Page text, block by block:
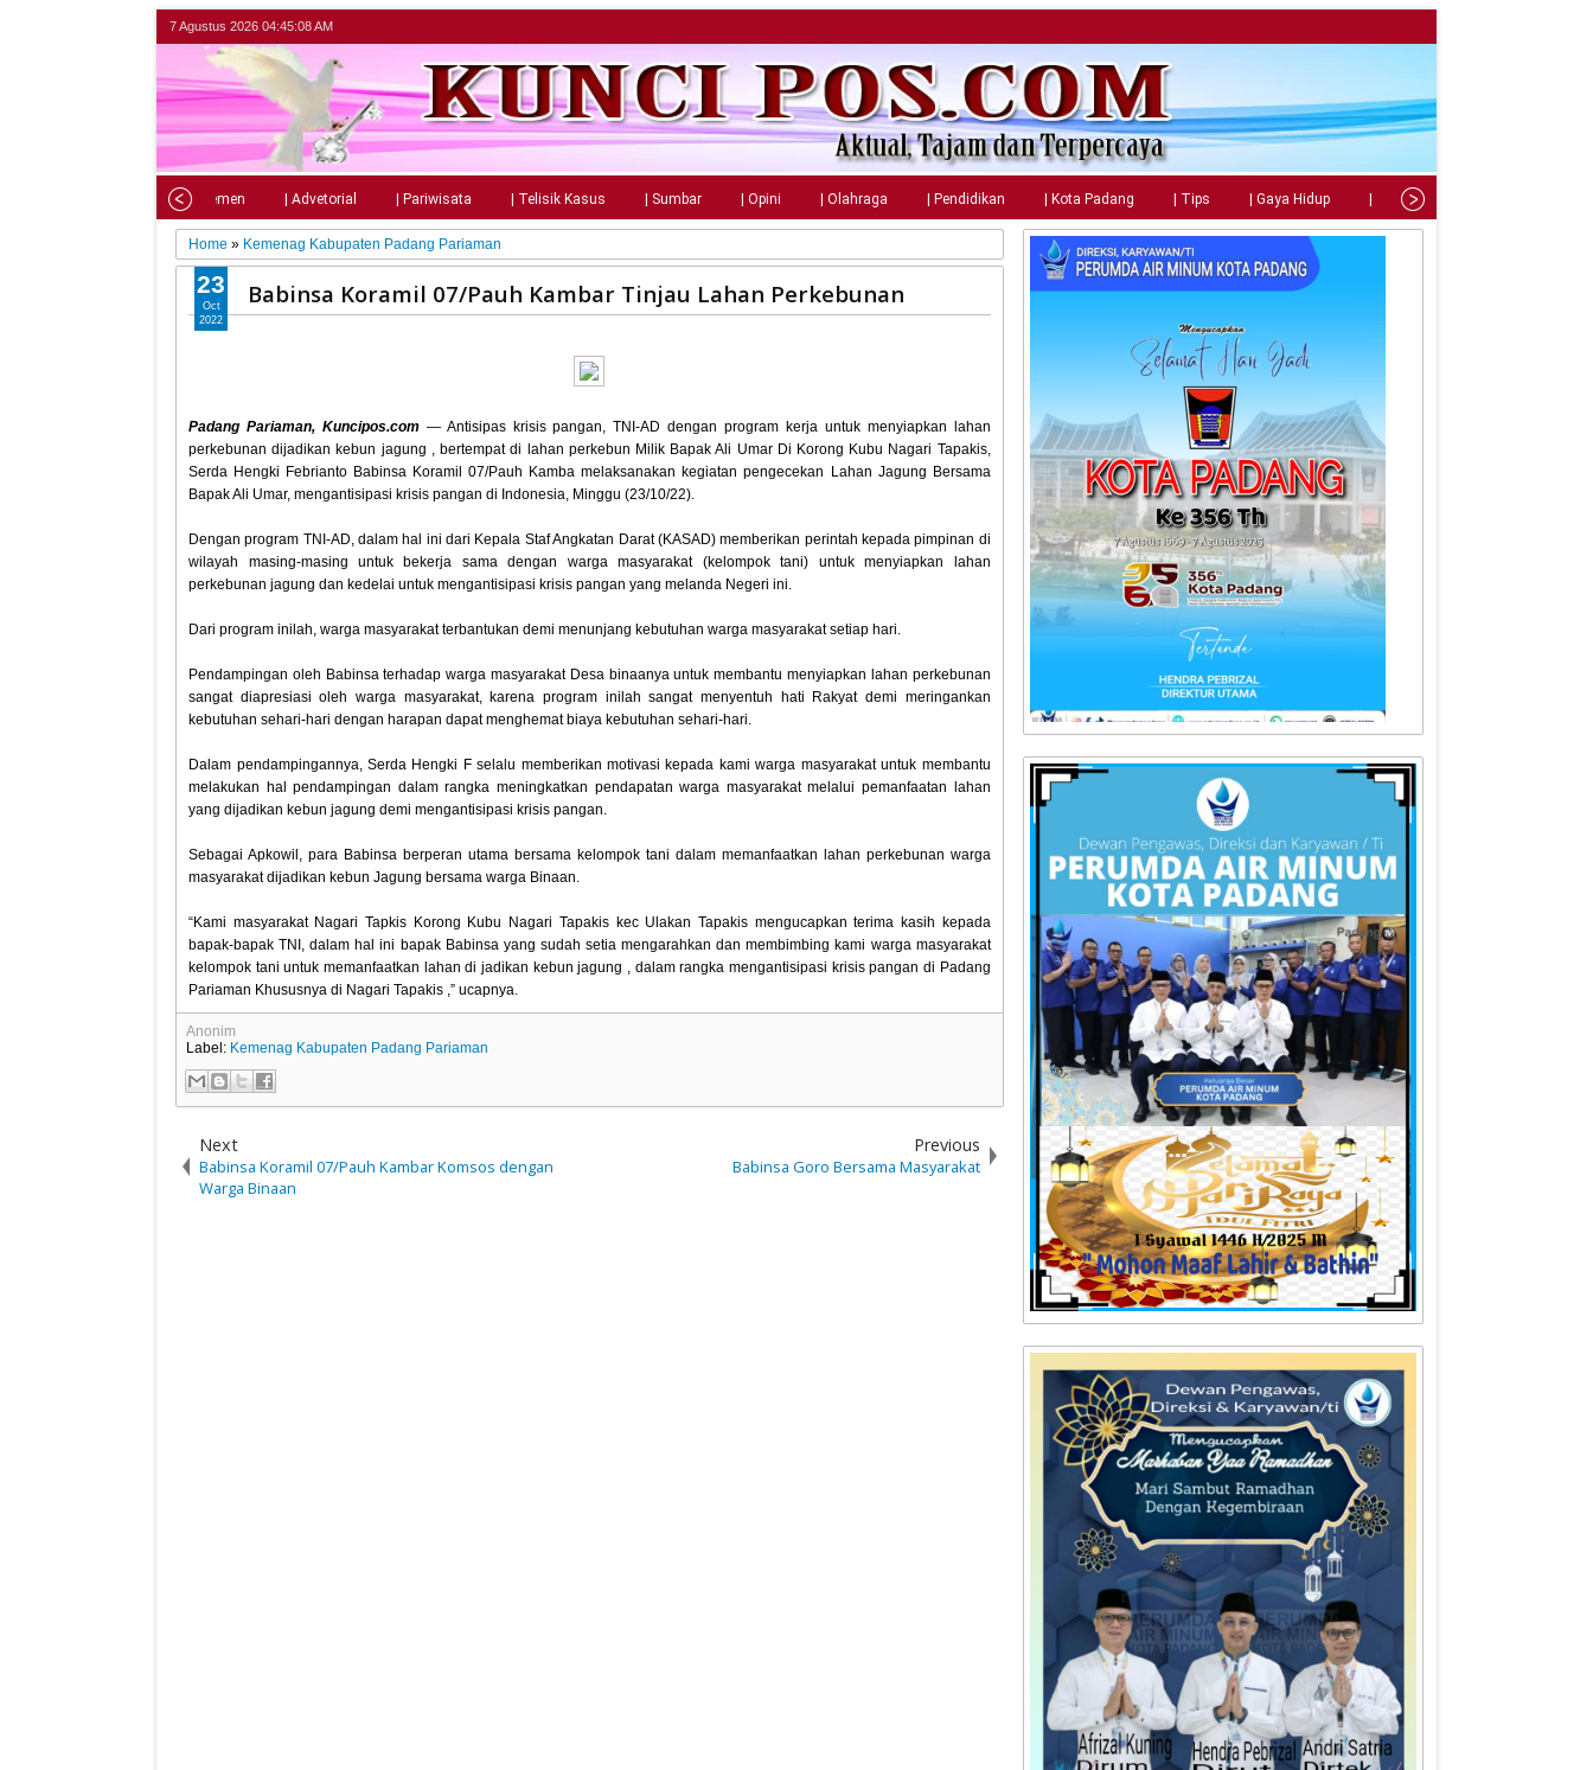
7 Agustus 2026 04:45:09 AM
| Parlemen | Advetorial | Pariwisata | Telisik Kasus | Sumbar | Opini | Olahraga | Pendidikan | Kota Padang | Tips | Gaya Hidup | Teknologi
Home » Kemenag Kabupaten Padang Pariaman
Babinsa Koramil 07/Pauh Kambar Tinjau Lahan Perkebunan
Padang Pariaman, Kuncipos.com— Antisipas krisis pangan, TNI-AD dengan program kerja untuk menyiapkan lahan
perkebunan dijadikan kebun jagung , bertempat di lahan perkebun Milik Bapak Ali Umar Di Korong Kubu Nagari Tapakis,
Serda Hengki Febrianto Babinsa Koramil 07/Pauh Kamba melaksanakan kegiatan pengecekan Lahan Jagung Bersama
Bapak Ali Umar, mengantisipasi krisis pangan di Indonesia, Minggu (23/10/22).
Dengan program TNI-AD, dalam hal ini dari Kepala Staf Angkatan Darat (KASAD) memberikan perintah kepada pimpinan di
wilayah masing-masing untuk bekerja sama dengan warga masyarakat (kelompok tani) untuk menyiapkan lahan
perkebunan jagung dan kedelai untuk mengantisipasi krisis pangan yang melanda Negeri ini.
Dari program inilah, warga masyarakat terbantukan demi menunjang kebutuhan warga masyarakat setiap hari.
Pendampingan oleh Babinsa terhadap warga masyarakat Desa binaanya untuk membantu menyiapkan lahan perkebunan
sangat diapresiasi oleh warga masyarakat, karena program inilah sangat menyentuh hati Rakyat demi meringankan
kebutuhan sehari-hari dengan harapan dapat menghemat biaya kebutuhan sehari-hari.
Dalam pendampingannya, Serda Hengki F selalu memberikan motivasi kepada kami warga masyarakat untuk membantu
melakukan hal pendampingan dalam rangka meningkatkan pendapatan warga masyarakat melalui pemanfaatan lahan
yang dijadikan kebun jagung demi mengantisipasi krisis pangan.
Sebagai Apkowil, para Babinsa berperan utama bersama kelompok tani dalam memanfaatkan lahan perkebunan warga
masyarakat dijadikan kebun Jagung bersama warga Binaan.
“Kami masyarakat Nagari Tapkis Korong Kubu Nagari Tapakis kec Ulakan Tapakis mengucapkan terima kasih kepada
bapak-bapak TNI, dalam hal ini bapak Babinsa yang sudah setia mengarahkan dan membimbing kami warga masyarakat
kelompok tani untuk memanfaatkan lahan di jadikan kebun jagung , dalam rangka mengantisipasi krisis pangan di Padang
Pariaman Khususnya di Nagari Tapakis ,” ucapnya.
23
Oct
2022
Anonim
Label: Kemenag Kabupaten Padang Pariaman
Next
Babinsa Koramil 07/Pauh Kambar Komsos dengan
Warga Binaan
Previous
Babinsa Goro Bersama Masyarakat